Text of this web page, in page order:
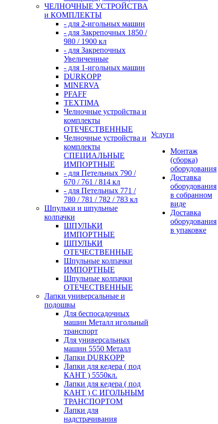
ЧЕЛНОЧНЫЕ УСТРОЙСТВА
и КОМПЛЕКТЫ
- для 2-игольных машин
- для Закрепочных 1850 /
980 / 1900 кл
- для Закрепочных
Увеличенные
- для 1-игольных машин
DURKOPP
MINERVA
PFAFF
TEXTIMA
Челночные устройства и
комплекты
ОТЕЧЕСТВЕННЫЕ
Челночные устройства и
комплекты
СПЕЦИАЛЬНЫЕ
ИМПОРТНЫЕ
- для Петельных 790 /
670 / 761 / 814 кл
- для Петельных 771 /
780 / 781 / 782 / 783 кл
Шпульки и шпульные
колпачки
ШПУЛЬКИ
ИМПОРТНЫЕ
ШПУЛЬКИ
ОТЕЧЕСТВЕННЫЕ
Шпульные колпачки
ИМПОРТНЫЕ
Шпульные колпачки
ОТЕЧЕСТВЕННЫЕ
Лапки универсальные и
подошвы
Для беспосадочных
машин Металл игольный
транспорт
Для универсальных
машин 5550 Металл
Лапки DURKOPP
Лапки для кедера ( под
КАНТ ) 5550кл.
Лапки для кедера ( под
КАНТ ) С ИГОЛЬНЫМ
ТРАНСПОРТОМ
Лапки для
надстрачивания
Услуги
Монтаж
(сборка)
оборудования
Доставка
оборудования
в собранном
виде
Доставка
оборудования
в упаковке